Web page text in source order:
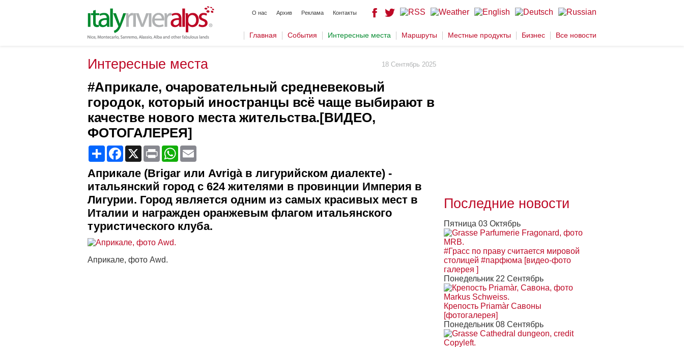
О нас Архив Реклама Контакты
Главная События Интересные места Маршруты Местные продукты Бизнес Все новости
Интересные места 18 Сентябрь 2025
#Априкале, очаровательный средневековый
городок, который иностранцы всё чаще выбирают в
качестве нового места жительства.[ВИДЕО,
ФОТОГАЛЕРЕЯ]
ShareFacebook
X Print WhatsApp
Априкале (Brigar или Avrigà в лигурийском диалекте) -
итальянский город с 624 жителями в провинции Империя в
Лигурии. Город является одним из самых красивых мест в
Италии и награжден оранжевым флагом итальянского
туристического клуба.
Априкале, фото Awd.
Последние новости
Пятница 03 Октябрь
#Грасс по праву считается мировой
столицей #парфюма [видео-фото
галерея ]
Понедельник 22 Сентябрь
Крепость Priamàr Савоны
[фотогалерея]
Понедельник 08 Сентябрь